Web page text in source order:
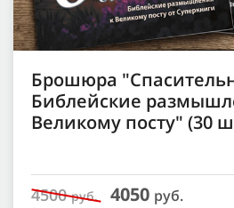
Брошюра
Библейские
Великому посту" (30
4500руб. 4050 руб.